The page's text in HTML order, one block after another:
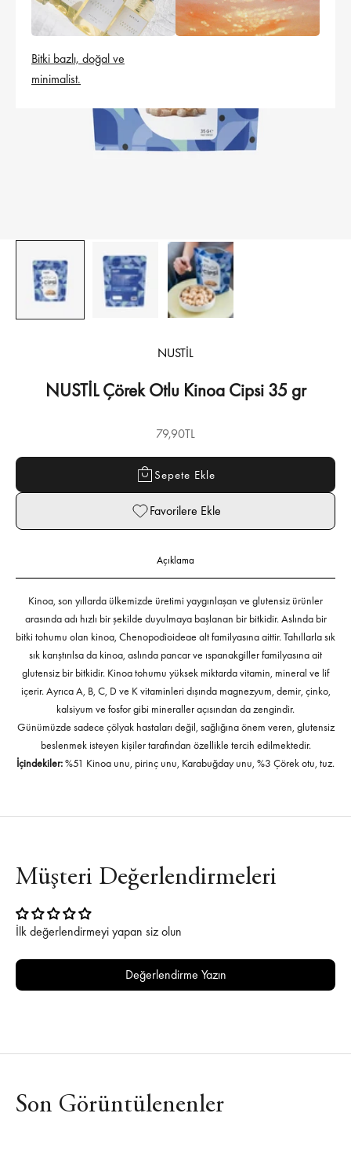
Bitki bazlı, doğal ve
minimalist.
NUSTİL
NUSTİL Çörek Otlu Kinoa Cipsi 35 gr
İndirimli fiyat
79,90TL
Sepete Ekle
Favorilere Ekle
Açıklama
Kinoa, son yıllarda ülkemizde üretimi yaygınlaşan ve glutensiz ürünler
arasında adı hızlı bir şekilde duyulmaya başlanan bir bitkidir. Aslında bir
bitki tohumu olan kinoa, Chenopodioideae alt familyasına aittir. Tahıllarla sık
sık karıştırılsa da kinoa, aslında pancar ve ıspanakgiller familyasına ait
glutensiz bir bitkidir. Kinoa tohumu yüksek miktarda vitamin, mineral ve lif
içerir. Ayrıca A, B, C, D ve K vitaminleri dışında magnezyum, demir, çinko,
kalsiyum ve fosfor gibi mineraller açısından da zengindir.
Günümüzde sadece çölyak hastaları değil, sağlığına önem veren, glutensiz
beslenmek isteyen kişiler tarafından özellikle tercih edilmektedir.
İçindekiler:%51 Kinoa unu, pirinç unu, Karabuğday unu, %3 Çörek otu, tuz.
Müşteri Değerlendirmeleri
İlk değerlendirmeyi yapan siz olun
Değerlendirme Yazın
Son Görüntülenenler